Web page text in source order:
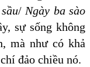
/ Ngày ba sào
sự sống không
mà như có khả
đảo chiều nó.